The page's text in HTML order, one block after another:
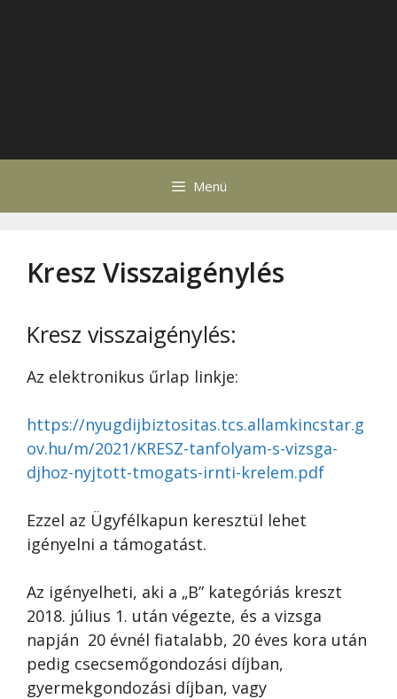
Menü
Kresz Visszaigénylés
Kresz visszaigénylés:
Az elektronikus űrlap linkje:
https://nyugdijbiztositas.tcs.allamkincstar.g
ov.hu/m/2021/KRESZ-tanfolyam-s-vizsga-
djhoz-nyjtott-tmogats-irnti-krelem.pdf
Ezzel az Ügyfélkapun keresztül lehet
igényelni a támogatást.
Az igényelheti, aki a „B” kategóriás kreszt
2018. július 1. után végezte, és a vizsga
napján 20 évnél fiatalabb, 20 éves kora után
pedig csecsemőgondozási díjban,
gyermekgondozási díjban, vagy